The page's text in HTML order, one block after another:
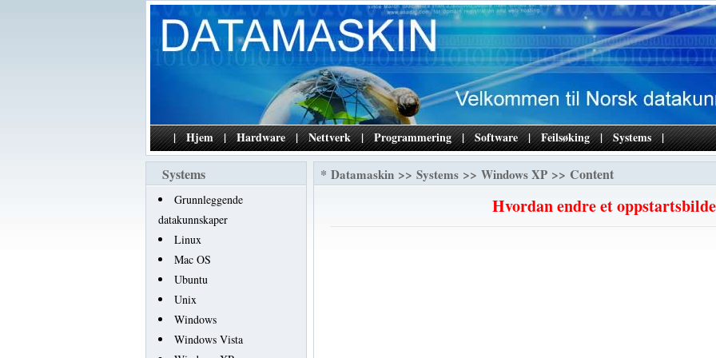
| Hjem | Hardware | Nettverk | Programmering | Software | Feilsøking | Systems |
Systems
Grunnleggende
datakunnskaper
Linux
Mac OS
Ubuntu
Unix
Windows
Windows Vista
* Datamaskin >> Systems >> Windows XP >> Content
Hvordan endre et